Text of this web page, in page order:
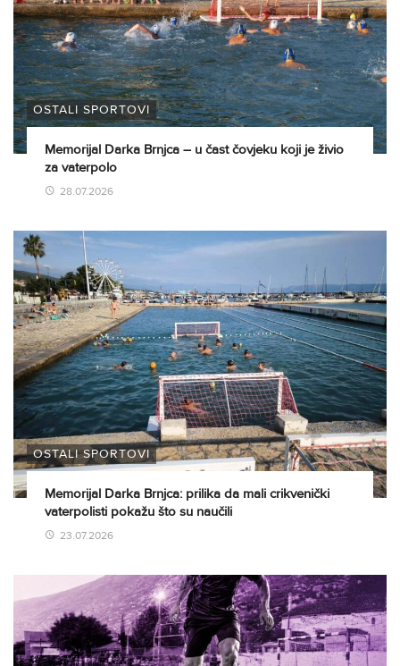
OSTALI SPORTOVI
Memorijal Darka Brnjca – u čast čovjeku koji je živio
za vaterpolo
28.07.2026
OSTALI SPORTOVI
Memorijal Darka Brnjca: prilika da mali crikvenički
vaterpolisti pokažu što su naučili
23.07.2026